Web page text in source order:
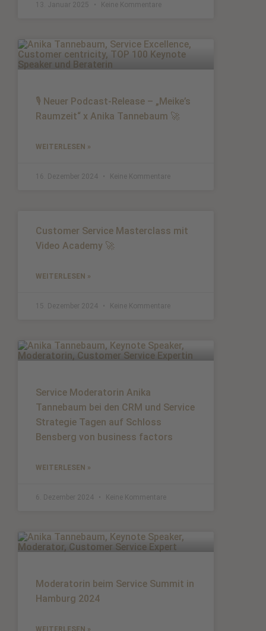
13. Januar 2025 Keine Kommentare
🎙️ Neuer Podcast-Release – „Meike’s
Raumzeit“ x Anika Tannebaum 🚀
WEITERLESEN »
16. Dezember 2024 Keine Kommentare
Customer Service Masterclass mit
Video Academy 🚀
WEITERLESEN »
15. Dezember 2024 Keine Kommentare
Service Moderatorin Anika
Tannebaum bei den CRM und Service
Strategie Tagen auf Schloss
Bensberg von business factors
WEITERLESEN »
6. Dezember 2024 Keine Kommentare
Moderatorin beim Service Summit in
Hamburg 2024